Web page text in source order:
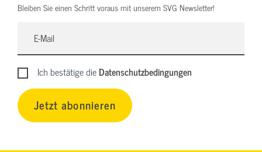
Bleiben Sie einen Schritt voraus mit unserem SVG Newsletter!
Ich bestätige dieDatenschutzbedingungen
Jetzt abonnieren